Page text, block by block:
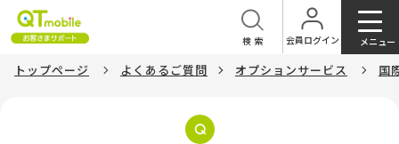
会員ログイン
検索 メニュー
トップページ よくあるご質問 オプションサービス 国